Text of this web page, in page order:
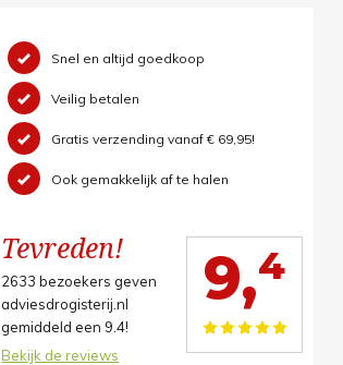
Snel en altijd goedkoop
Veilig betalen
Gratis verzending vanaf € 69,95!
Ook gemakkelijk af te halen
Tevreden!
2633 bezoekers geven
adviesdrogisterij.nl
gemiddeld een 9.4!
Bekijk de reviews
9,4